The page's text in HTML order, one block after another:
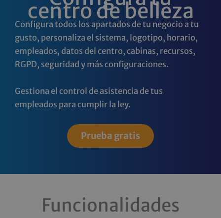
centro de belleza
Configura todos los apartados de tu negocio a tu
gusto, personaliza el sistema, logotipo, horario,
empleados, datos del centro, cabinas, recursos,
RGPD, seguridad y más configuraciones.
Gestiona el control de asistencia de tus
empleados para cumplir la ley.
Prueba gratis
Funcionalidades